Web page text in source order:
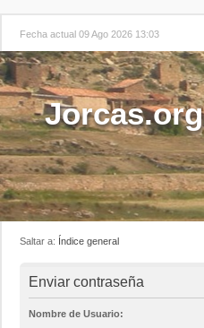
Fecha actual 09 Ago 2026 13:03
Jorcas.org
Saltar a: Índice general
Enviar contraseña
Nombre de Usuario: